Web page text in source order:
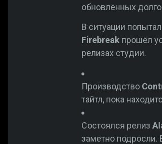
обновлённых
В ситуации
Firebreakпрошёл
релизах студии.
Производство
тайтл, пока
Состоялся релиз
заметно подросли.